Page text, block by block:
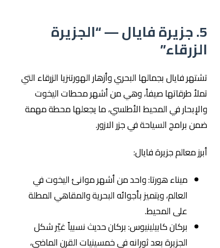
5. جزيرة فايال — “الجزيرة
الزرقاء”
تشتهر فايال بجمالها البحري وأزهار الهورتنزيا الزرقاء التي
تملأ طرقاتها صيفاً، وهي من أشهر محطات اليخوت
والإبحار في المحيط الأطلسي، ما يجعلها محطة مهمة
ضمن برامج السياحة في جزر الازور.
أبرز معالم جزيرة فايال:
ميناء هورتا: واحد من أشهر موانئ اليخوت في
العالم، ويتميز بأجوائه البحرية والمقاهي المطلة
على المحيط.
بركان كابيلينيوس: بركان حديث نسبياً غيّر شكل
الجزيرة بعد ثورانه في خمسينيات القرن الماضي،